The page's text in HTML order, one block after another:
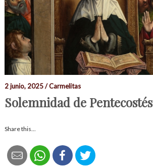
2 junio, 2025 / Carmelitas
Solemnidad de Pentecostés
Share this...